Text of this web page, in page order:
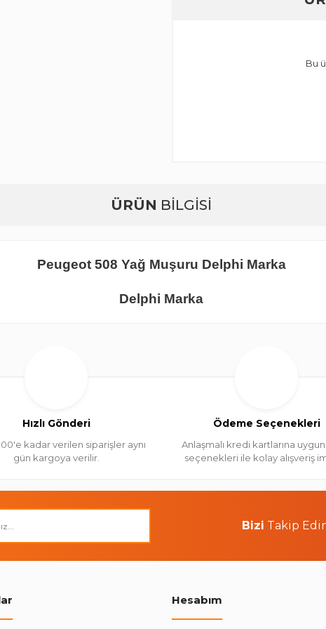
Bu
ÜRÜN BİLGİSİ
Peugeot 508 Yağ Muşuru Delphi Marka
Delphi Marka
Hızlı Gönderi
kadar verilen siparişler aynı
gün kargoya verilir.
Ödeme Seçenekleri
Anlaşmalı kredi kartlarına
seçenekleri ile kolay alışveriş
Bizi Takip
Hesabım